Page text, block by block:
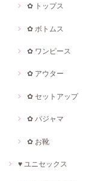
✿ トップス
✿ ボトムス
✿ ワンピース
✿ アウター
✿ セットアップ
✿ パジャマ
✿ お靴
♥ ユニセックス